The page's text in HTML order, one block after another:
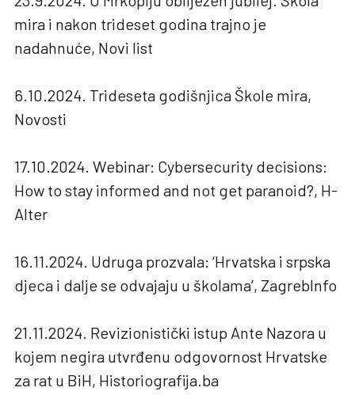
mira i nakon trideset godina trajno je
nadahnuće, Novi list
6.10.2024. Trideseta godišnjica Škole mira,
Novosti
17.10.2024. Webinar: Cybersecurity decisions:
How to stay informed and not get paranoid?, H-
Alter
16.11.2024. Udruga prozvala: ‘Hrvatska i srpska
djeca i dalje se odvajaju u školama’, ZagrebInfo
21.11.2024. Revizionistički istup Ante Nazora u
kojem negira utvrđenu odgovornost Hrvatske
za rat u BiH, Historiografija.ba